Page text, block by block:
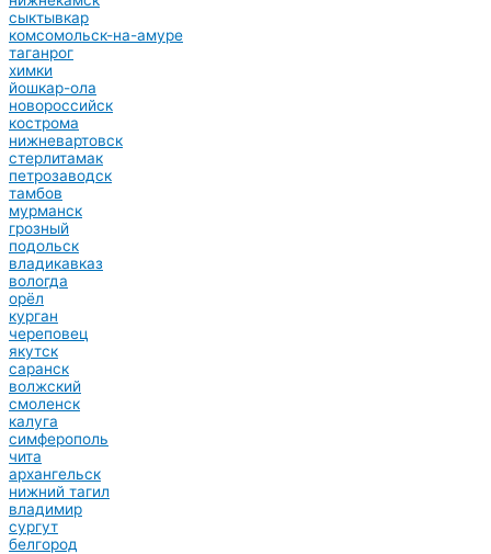
сыктывкар
комсомольск-на-амуре
таганрог
химки
йошкар-ола
новороссийск
кострома
нижневартовск
стерлитамак
петрозаводск
тамбов
мурманск
грозный
подольск
владикавказ
вологда
орёл
курган
череповец
якутск
саранск
волжский
смоленск
калуга
симферополь
чита
архангельск
нижний тагил
владимир
сургут
белгород